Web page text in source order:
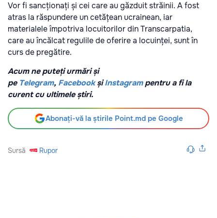
Vor fi sancționați și cei care au găzduit străinii. A fost
atras la răspundere un cetățean ucrainean, iar
materialele împotriva locuitorilor din Transcarpatia,
care au încălcat regulile de oferire a locuinței, sunt în
curs de pregătire.
Acum ne puteți urmări și
pe Telegram, Facebook șiInstagrampentru a fi la
curent cu ultimele știri.
Abonați-vă la știrile Point.md pe Google
Sursă Rupor